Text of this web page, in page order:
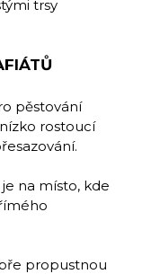
trsy
pěstování
rostoucí
na místo, kde
propustnou